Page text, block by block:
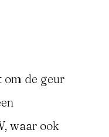
om de geur
waar ook